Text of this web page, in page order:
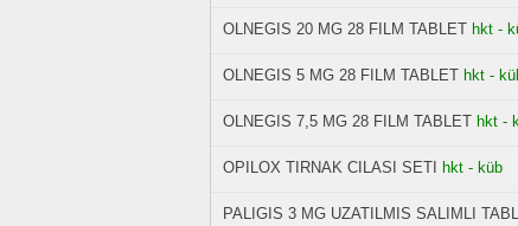
OLNEGIS 20 MG 28 FILM TABLET hkt -
OLNEGIS 5 MG 28 FILM TABLET hkt -
OLNEGIS 7,5 MG 28 FILM TABLET hkt -
OPILOX TIRNAK CILASI SETI hkt - küb
PALIGIS 3 MG UZATILMIS SALIMLI